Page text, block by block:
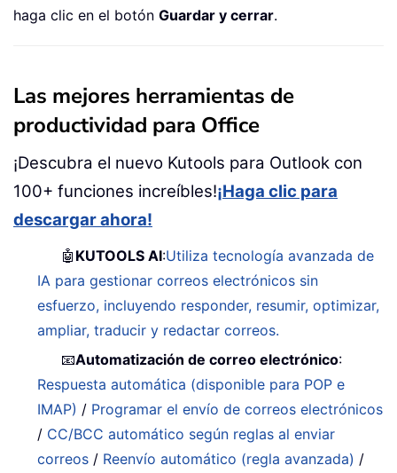
haga clic en el botón Guardar y cerrar.
Las mejores herramientas de
productividad para Office
¡Descubra el nuevo Kutools para Outlook con
100+ funciones increíbles!¡Haga clic para
descargar ahora!
🤖 KUTOOLS AI:Utiliza tecnología avanzada de
IA para gestionar correos electrónicos sin
esfuerzo, incluyendo responder, resumir, optimizar,
ampliar, traducir y redactar correos.
📧Automatización de correo electrónico:
Respuesta automática (disponible para POP e
IMAP) / Programar el envío de correos electrónicos
/ CC/BCC automático según reglas al enviar
correos / Reenvío automático (regla avanzada) /